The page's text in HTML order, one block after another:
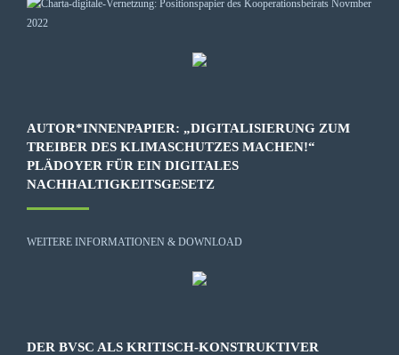
AUTOR*INNENPAPIER: „DIGITALISIERUNG ZUM
TREIBER DES KLIMASCHUTZES MACHEN!“
PLÄDOYER FÜR EIN DIGITALES
NACHHALTIGKEITSGESETZ
WEITERE INFORMATIONEN & DOWNLOAD
DER BVSC ALS KRITISCH-KONSTRUKTIVER